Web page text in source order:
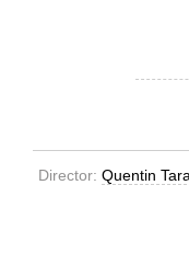
Director: Quentin